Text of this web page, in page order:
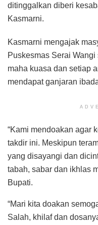
ditinggalkan diberi
Kasmarni.
Kasmarni mengajak
Puskesmas Serai
maha kuasa dan setiap
mendapat ganjaran
“Kami mendoakan agar
takdir ini. Meskipun
yang disayangi dan
tabah, sabar dan ikhlas
Bupati.
“Mari kita doakan
Salah, khilaf dan